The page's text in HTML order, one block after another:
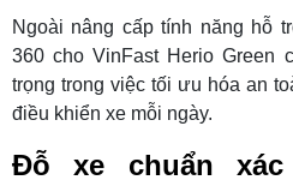
Ngoài nâng cấp tính năng hỗ
360 cho VinFast Herio Green
trọng trong việc tối ưu hóa an
điều khiển xe mỗi ngày.
Đỗ xe chuẩn